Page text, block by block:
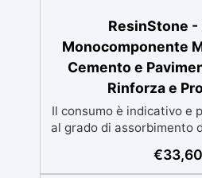
ResinStone -
Monocomponente
Cemento e
Rinforza e
Il consumo è indicativo e
al grado di assorbimento
quantità di prodotto
€33,60